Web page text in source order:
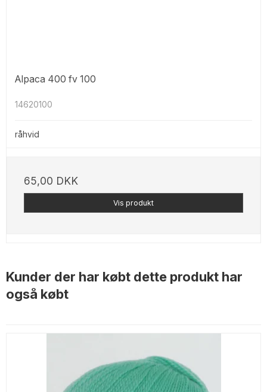
Alpaca 400 fv 100
14620100
råhvid
65,00 DKK
Vis produkt
Kunder der har købt dette produkt har
også købt